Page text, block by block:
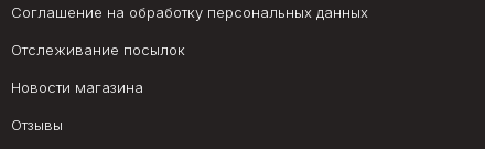
Соглашение на обработку персональных данных
Отслеживание посылок
Новости магазина
Отзывы